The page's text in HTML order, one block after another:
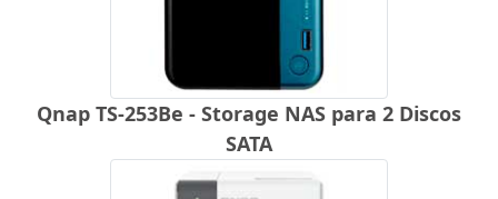
Qnap TS-253Be - Storage NAS para 2 Discos
SATA